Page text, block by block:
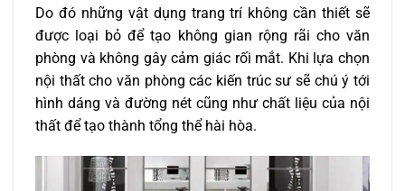
Do đó những vật dụng trang trí không cần thiết sẽ
được loại bỏ để tạo không gian rộng rãi cho văn
phòng và không gây cảm giác rối mắt. Khi lựa chọn
nội thất cho văn phòng các kiến trúc sư sẽ chú ý tới
hình dáng và đường nét cũng như chất liệu của nội
thất để tạo thành tổng thể hài hòa.